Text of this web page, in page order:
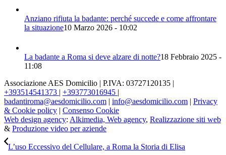
Anziano rifiuta la badante: perché succede e come affrontare
la situazione10 Marzo 2026 - 10:02
La badante a Roma si deve alzare di notte?18 Febbraio 2025 -
11:08
Associazione AES Domicilio | P.IVA: 03727120135 |
+393514541373 | +393773016945 |
badantiroma@aesdomicilio.com | info@aesdomicilio.com | Privacy
& Cookie policy | Consenso Cookie
Web design agency: Alkimedia, Web agency, Realizzazione siti web
& Produzione video per aziende
L’uso Eccessivo del Cellulare, a Roma la Storia di Elisa